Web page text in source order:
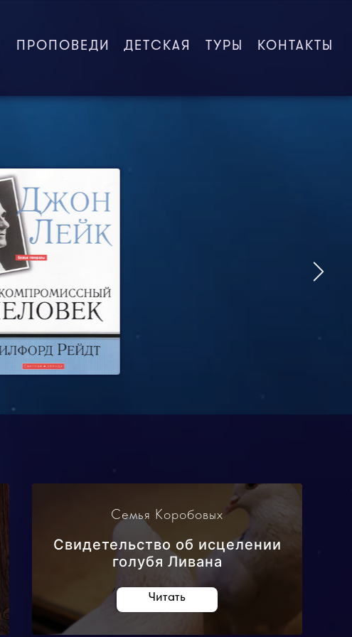
ПРОПОВЕДИ ДЕТСКАЯ ТУРЫ КОНТАКТЫ
Семья Коробовых
Свидетельство об исцелении
голубя Ливана
Читать